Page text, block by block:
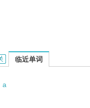
with a view的相关资料：
临近单词
a